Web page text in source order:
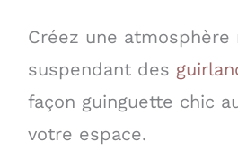
Créez une atmosphère
suspendant des
façon guinguette chic
votre espace.